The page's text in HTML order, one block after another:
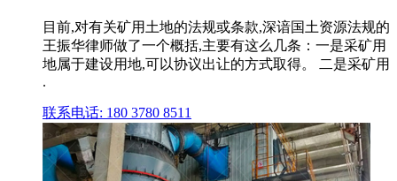
目前,对有关矿用土地的法规或条款,深谙国土资源法规的
王振华律师做了一个概括,主要有这么几条：一是采矿用
地属于建设用地,可以协议出让的方式取得。 二是采矿用
.
联系电话: 180 3780 8511